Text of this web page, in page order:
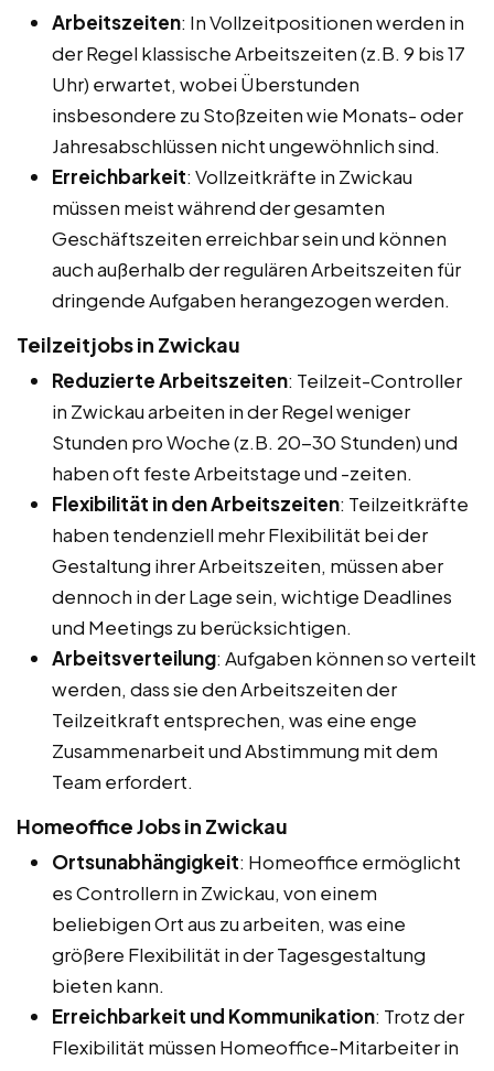
Arbeitszeiten: In Vollzeitpositionen werden in
der Regel klassische Arbeitszeiten (z.B. 9 bis 17
Uhr) erwartet, wobei Überstunden
insbesondere zu Stoßzeiten wie Monats- oder
Jahresabschlüssen nicht ungewöhnlich sind.
Erreichbarkeit: Vollzeitkräfte in Zwickau
müssen meist während der gesamten
Geschäftszeiten erreichbar sein und können
auch außerhalb der regulären Arbeitszeiten für
dringende Aufgaben herangezogen werden.
Teilzeitjobs in Zwickau
Reduzierte Arbeitszeiten: Teilzeit-Controller
in Zwickau arbeiten in der Regel weniger
Stunden pro Woche (z.B. 20-30 Stunden) und
haben oft feste Arbeitstage und -zeiten.
Flexibilität in den Arbeitszeiten: Teilzeitkräfte
haben tendenziell mehr Flexibilität bei der
Gestaltung ihrer Arbeitszeiten, müssen aber
dennoch in der Lage sein, wichtige Deadlines
und Meetings zu berücksichtigen.
Arbeitsverteilung: Aufgaben können so verteilt
werden, dass sie den Arbeitszeiten der
Teilzeitkraft entsprechen, was eine enge
Zusammenarbeit und Abstimmung mit dem
Team erfordert.
Homeoffice Jobs in Zwickau
Ortsunabhängigkeit: Homeoffice ermöglicht
es Controllern in Zwickau, von einem
beliebigen Ort aus zu arbeiten, was eine
größere Flexibilität in der Tagesgestaltung
bieten kann.
Erreichbarkeit und Kommunikation: Trotz der
Flexibilität müssen Homeoffice-Mitarbeiter in